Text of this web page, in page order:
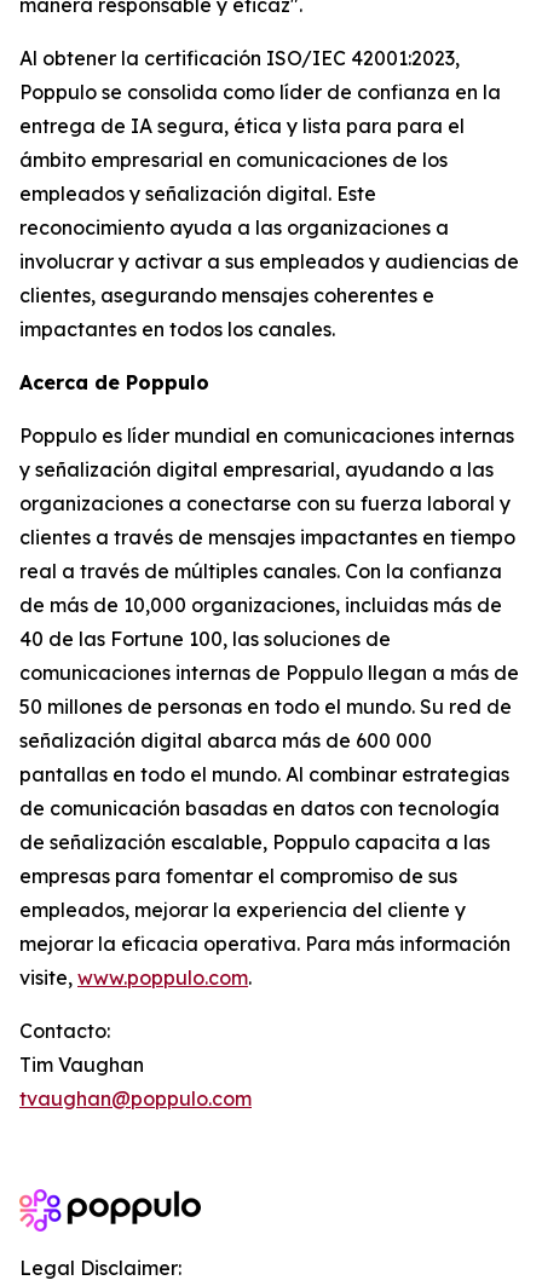
manera responsable y eficaz".
Al obtener la certificación ISO/IEC 42001:2023,
Poppulo se consolida como líder de confianza en la
entrega de IA segura, ética y lista para para el
ámbito empresarial en comunicaciones de los
empleados y señalización digital. Este
reconocimiento ayuda a las organizaciones a
involucrar y activar a sus empleados y audiencias de
clientes, asegurando mensajes coherentes e
impactantes en todos los canales.
Acerca de Poppulo
Poppulo es líder mundial en comunicaciones internas
y señalización digital empresarial, ayudando a las
organizaciones a conectarse con su fuerza laboral y
clientes a través de mensajes impactantes en tiempo
real a través de múltiples canales. Con la confianza
de más de 10,000 organizaciones, incluidas más de
40 de las Fortune 100, las soluciones de
comunicaciones internas de Poppulo llegan a más de
50 millones de personas en todo el mundo. Su red de
señalización digital abarca más de 600 000
pantallas en todo el mundo. Al combinar estrategias
de comunicación basadas en datos con tecnología
de señalización escalable, Poppulo capacita a las
empresas para fomentar el compromiso de sus
empleados, mejorar la experiencia del cliente y
mejorar la eficacia operativa. Para más información
visite, www.poppulo.com.
Contacto:
Tim Vaughan
tvaughan@poppulo.com
Legal Disclaimer: